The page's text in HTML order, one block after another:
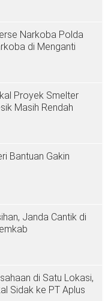
Narkoba Polda
di Menganti
Proyek Smelter
Masih Rendah
Bantuan Gakin
Janda Cantik di
di Satu Lokasi,
Sidak ke PT Aplus